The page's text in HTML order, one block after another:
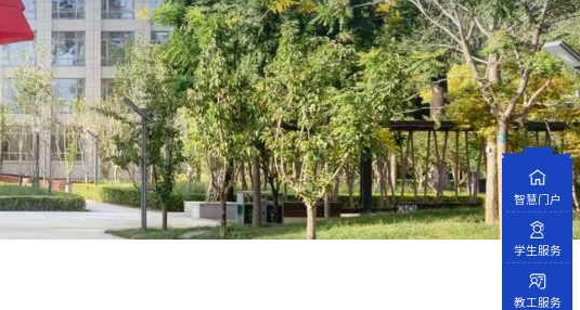
智慧门户
学生服务
教工服务